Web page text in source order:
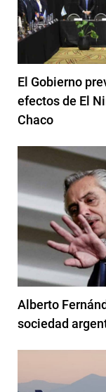
El Gobierno
efectos de El
Chaco
Alberto
sociedad